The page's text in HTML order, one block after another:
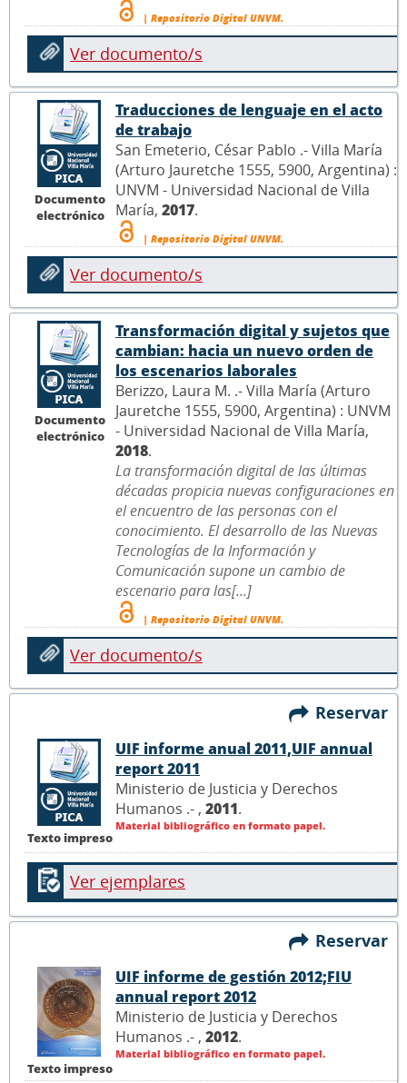
| Repositorio Digital UNVM.
Ver documento/s
Documento
electrónico
Traducciones de lenguaje en el acto
de trabajo
San Emeterio, César Pablo .- Villa María
(Arturo Jauretche 1555, 5900, Argentina) :
UNVM - Universidad Nacional de Villa
María, 2017.
| Repositorio Digital UNVM.
Ver documento/s
Documento
electrónico
Transformación digital y sujetos que
cambian: hacia un nuevo orden de
los escenarios laborales
Berizzo, Laura M. .- Villa María (Arturo
Jauretche 1555, 5900, Argentina) : UNVM
- Universidad Nacional de Villa María,
2018.
La transformación digital de las últimas
décadas propicia nuevas configuraciones en
el encuentro de las personas con el
conocimiento. El desarrollo de las Nuevas
Tecnologías de la Información y
Comunicación supone un cambio de
escenario para las[...]
| Repositorio Digital UNVM.
Ver documento/s
Reservar
Texto impreso
UIF informe anual 2011,UIF annual
report 2011
Ministerio de Justicia y Derechos
Humanos .- , 2011.
Material bibliográfico en formato papel.
Ver ejemplares
Reservar
Texto impreso
UIF informe de gestión 2012;FIU
annual report 2012
Ministerio de Justicia y Derechos
Humanos .- , 2012.
Material bibliográfico en formato papel.